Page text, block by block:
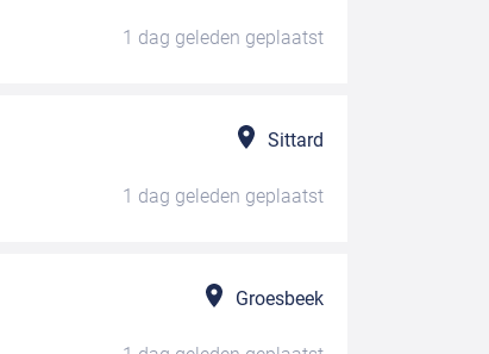
1 dag geleden geplaatst
Sittard
1 dag geleden geplaatst
Groesbeek